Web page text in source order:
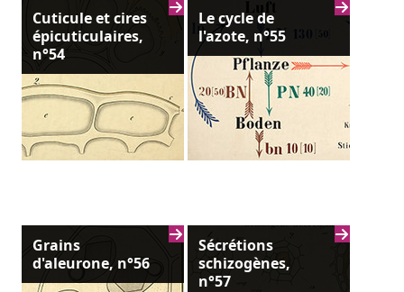
Cuticule et cires
épicuticulaires,
n°54
Le cycle de
l'azote, n°55
Grains
d'aleurone, n°56
Sécrétions
schizogènes,
n°57